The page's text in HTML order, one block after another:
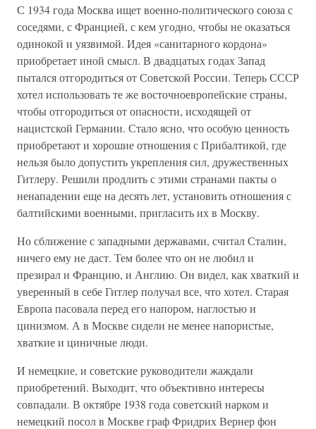
С 1934 года Москва ищет военно-политического союза с
соседями, с Францией, с кем угодно, чтобы не оказаться
одинокой и уязвимой. Идея «санитарного кордона»
приобретает иной смысл. В двадцатых годах Запад
пытался отгородиться от Советской России. Теперь СССР
хотел использовать те же восточноевропейские страны,
чтобы отгородиться от опасности, исходящей от
нацистской Германии. Стало ясно, что особую ценность
приобретают и хорошие отношения с Прибалтикой, где
нельзя было допустить укрепления сил, дружественных
Гитлеру. Решили продлить с этими странами пакты о
ненападении еще на десять лет, установить отношения с
балтийскими военными, пригласить их в Москву.
Но сближение с западными державами, считал Сталин,
ничего ему не даст. Тем более что он не любил и
презирал и Францию, и Англию. Он видел, как хваткий и
уверенный в себе Гитлер получал все, что хотел. Старая
Европа пасовала перед его напором, наглостью и
цинизмом. А в Москве сидели не менее напористые,
хваткие и циничные люди.
И немецкие, и советские руководители жаждали
приобретений. Выходит, что объективно интересы
совпадали. В октябре 1938 года советский нарком и
немецкий посол в Москве граф Фридрих Вернер фон